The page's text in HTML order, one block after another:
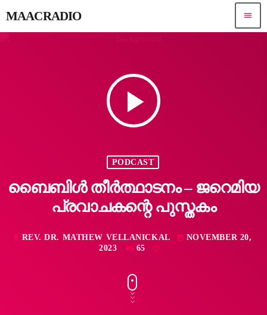
MAACRADIO menu
play_arrow
PODCAST
ബൈബിൾ തീർത്ഥാടനം – ജറെമിയ
പ്രവാചകന്റെ പുസ്തകം
mic REV. DR. MATHEW VELLANICKAL today NOVEMBER 20,
2023
65